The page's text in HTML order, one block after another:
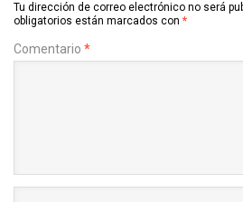
Tu dirección de correo electrónico no será
obligatorios están marcados con *
Comentario *